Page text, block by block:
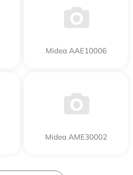
Midea AAE10006
Midea AME30002